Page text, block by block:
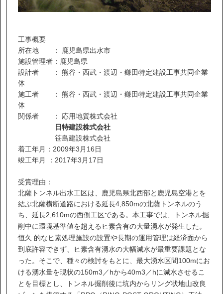
工事概要
所在地 ： 鹿児島県出水市
施設管理者：鹿児島県
設計者 ： 熊谷・西武・渡辺・鎌田特定建設工事共同企業
体
施工者 ： 熊谷・西武・渡辺・鎌田特定建設工事共同企業
体
関係者 ： 応用地質株式会社
日特建設株式会社
笹島建設株式会社
着工年月：2009年3月16日
竣工年月 ：2017年3月17日
受賞理由：
北薩トンネル出水工区は、鹿児島県北西部と鹿児島空港とを
結ぶ北薩横断道路における延長4,850mの北薩トンネルのう
ち、延長2,610mの西側工区である。 本工事では、トンネル掘
削中に環境基準値を超えるヒ素含有の大量湧水が発生した。
恒久 的なヒ素処理施設の設置や長期の運用管理は経済面から
到底許容できず、ヒ素含有湧水の大幅減水が最重要課題とな
った。そこで、種々の検討をもとに、最大湧水区間100mにお
ける湧水量を現状の150m3／hから40m3／hに減水させるこ
とを目標とし、トンネル掘削後に坑内からリング状地山改良